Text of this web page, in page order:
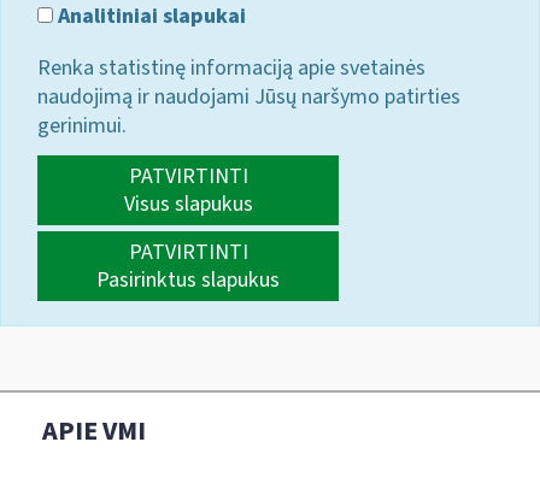
Analitiniai slapukai
Renka statistinę informaciją apie svetainės
naudojimą ir naudojami Jūsų naršymo patirties
gerinimui.
PATVIRTINTI
Visus slapukus
PATVIRTINTI
Pasirinktus slapukus
APIE VMI